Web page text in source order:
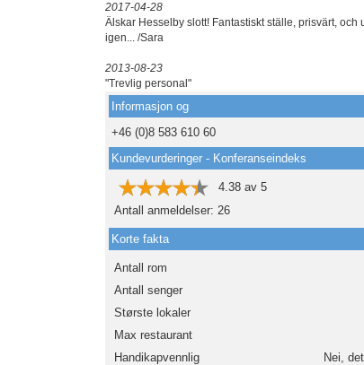
2017-04-28
Älskar Hesselby slott! Fantastiskt ställe, prisvärt,
igen... /Sara
2013-08-23
"Trevlig personal"
Informasjon og
+46 (0)8 583 610 60
Kundevurderinger - Konferanseindeks
4.38 av 5
Antall anmeldelser: 26
Korte fakta
Antall rom
Antall senger
Største lokaler
Max restaurant
Handikapvennlig
Nei,